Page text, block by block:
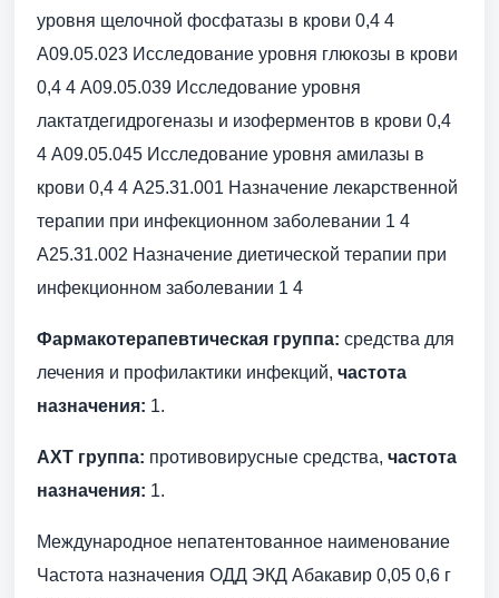
уровня щелочной фосфатазы в крови 0,4 4
A09.05.023 Исследование уровня глюкозы в крови
0,4 4 A09.05.039 Исследование уровня
лактатдегидрогеназы и изоферментов в крови 0,4
4 A09.05.045 Исследование уровня амилазы в
крови 0,4 4 A25.31.001 Назначение лекарственной
терапии при инфекционном заболевании 1 4
A25.31.002 Назначение диетической терапии при
инфекционном заболевании 1 4
Фармакотерапевтическая группа: средства для
лечения и профилактики инфекций, частота
назначения: 1.
АХТ группа: противовирусные средства, частота
назначения: 1.
Международное непатентованное наименование
Частота назначения ОДД ЭКД Абакавир 0,05 0,6 г